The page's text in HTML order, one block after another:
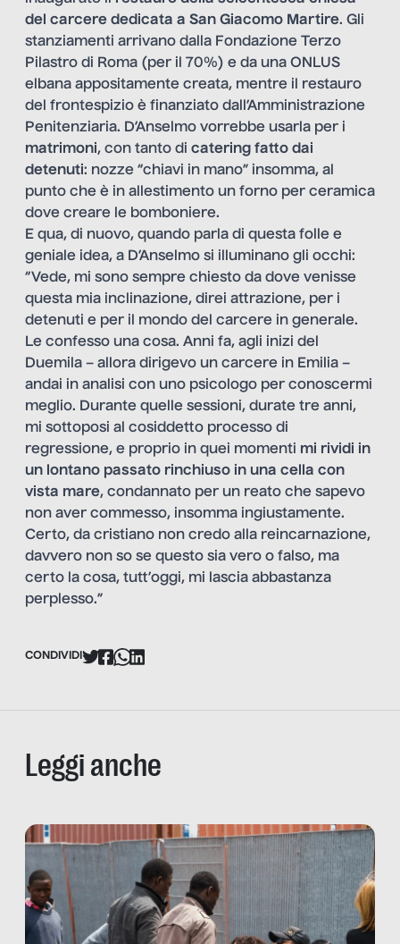
del carcere dedicata a San Giacomo Martire. Gli
stanziamenti arrivano dalla Fondazione Terzo
Pilastro di Roma (per il 70%) e da una ONLUS
elbana appositamente creata, mentre il restauro
del frontespizio è finanziato dall’Amministrazione
Penitenziaria. D’Anselmo vorrebbe usarla per i
matrimoni, con tanto di catering fatto dai
detenuti: nozze “chiavi in mano” insomma, al
punto che è in allestimento un forno per ceramica
dove creare le bomboniere.
E qua, di nuovo, quando parla di questa folle e
geniale idea, a D’Anselmo si illuminano gli occhi:
“Vede, mi sono sempre chiesto da dove venisse
questa mia inclinazione, direi attrazione, per i
detenuti e per il mondo del carcere in generale.
Le confesso una cosa. Anni fa, agli inizi del
Duemila – allora dirigevo un carcere in Emilia –
andai in analisi con uno psicologo per conoscermi
meglio. Durante quelle sessioni, durate tre anni,
mi sottoposi al cosiddetto processo di
regressione, e proprio in quei momenti mi rividi in
un lontano passato rinchiuso in una cella con
vista mare, condannato per un reato che sapevo
non aver commesso, insomma ingiustamente.
Certo, da cristiano non credo alla reincarnazione,
davvero non so se questo sia vero o falso, ma
certo la cosa, tutt’oggi, mi lascia abbastanza
perplesso.”
CONDIVIDI
Leggi anche